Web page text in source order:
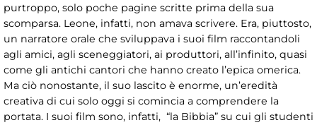
purtroppo, solo poche pagine scritte prima della sua
scomparsa. Leone, infatti, non amava scrivere. Era, piuttosto,
un narratore orale che sviluppava i suoi film raccontandoli
agli amici, agli sceneggiatori, ai produttori, all’infinito, quasi
come gli antichi cantori che hanno creato l’epica omerica.
Ma ciò nonostante, il suo lascito è enorme, un’eredità
creativa di cui solo oggi si comincia a comprendere la
portata. I suoi film sono, infatti, “la Bibbia” su cui gli studenti